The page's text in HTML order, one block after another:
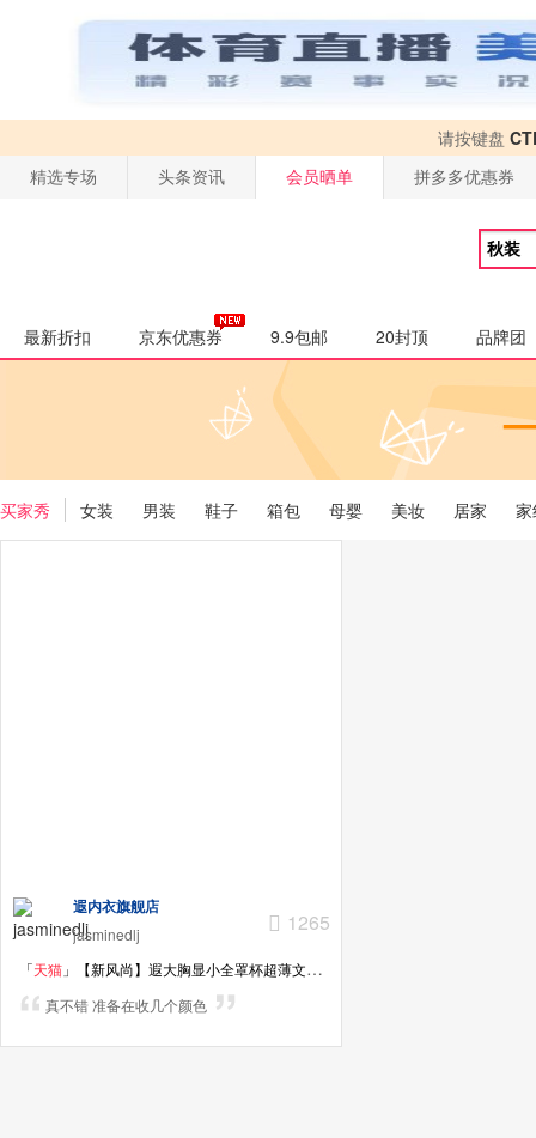
请按键盘
精选专场
头条资讯 会员晒单 拼多多优惠券
最新折扣 京东优惠券 9.9包邮 20封顶 品牌团
买家秀 女装 男装 鞋子 箱包 母婴 美妆 居家
遐内衣旗舰店
jasminedlj 1265
「天猫 」【新风尚】遐大胸显小全罩杯超薄文胸 性感蕾丝大码胸罩无海绵薄款内衣女
真不错 准备在收几个颜色